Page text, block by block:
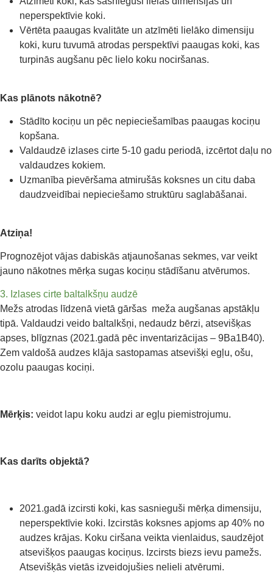
neperspektīvie koki.
Vērtēta paaugas kvalitāte un atzīmēti lielāko dimensiju
koki, kuru tuvumā atrodas perspektīvi paaugas koki, kas
turpinās augšanu pēc lielo koku nociršanas.
Kas plānots nākotnē?
Stādīto kociņu un pēc nepieciešamības paaugas kociņu
kopšana.
Valdaudzē izlases cirte 5-10 gadu periodā, izcērtot daļu no
valdaudzes kokiem.
Uzmanība pievēršama atmirušās koksnes un citu daba
daudzveidībai nepieciešamo struktūru saglabāšanai.
Atziņa!
Prognozējot vājas dabiskās atjaunošanas sekmes, var veikt
jauno nākotnes mērķa sugas kociņu stādīšanu atvērumos.
3. Izlases cirte baltalkšņu audzē
Mežs atrodas līdzenā vietā gāršas meža augšanas apstākļu
tipā. Valdaudzi veido baltalkšņi, nedaudz bērzi, atsevišķas
apses, blīgznas (2021.gadā pēc inventarizācijas – 9Ba1B40).
Zem valdošā audzes klāja sastopamas atsevišķi egļu, ošu,
ozolu paaugas kociņi.
Mērķis: veidot lapu koku audzi ar egļu piemistrojumu.
Kas darīts objektā?
2021.gadā izcirsti koki, kas sasnieguši mērķa dimensiju,
neperspektīvie koki. Izcirstās koksnes apjoms ap 40% no
audzes krājas. Koku ciršana veikta vienlaidus, saudzējot
atsevišķos paaugas kociņus. Izcirsts biezs ievu pamežs.
Atsevišķās vietās izveidojušies nelieli atvērumi.